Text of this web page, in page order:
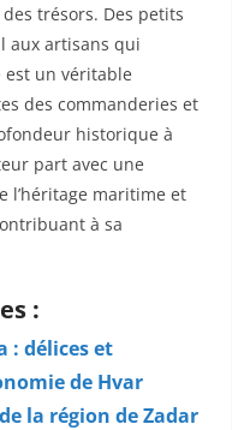
trésors. Des petits
aux artisans qui
un véritable
des commanderies et
historique à
part avec une
l’héritage maritime et
à sa
:
: délices et
de Hvar
la région de Zadar